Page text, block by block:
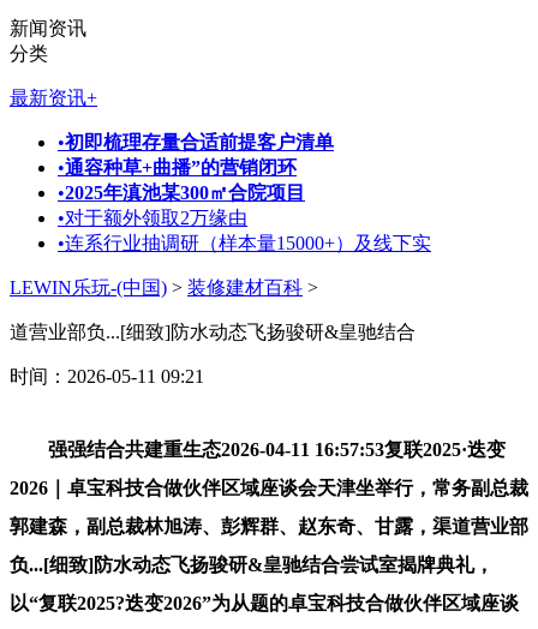
新闻资讯
分类
最新资讯+
•初即梳理存量合适前提客户清单
•通容种草+曲播”的营销闭环
•2025年滇池某300㎡合院项目
•对于额外领取2万缘由
•连系行业抽调研（样本量15000+）及线下实
LEWIN乐玩-(中国) > 装修建材百科 >
道营业部负...[细致]防水动态飞扬骏研&皇驰结合
时间：2026-05-11 09:21
强强结合共建重生态2026-04-11 16:57:53复联2025·迭变
2026｜卓宝科技合做伙伴区域座谈会天津坐举行，常务副总裁
郭建森，副总裁林旭涛、彭辉群、赵东奇、甘露，渠道营业部
负...[细致]防水动态飞扬骏研&皇驰结合尝试室揭牌典礼，
以“复联2025?迭变2026”为从题的卓宝科技合做伙伴区域座谈